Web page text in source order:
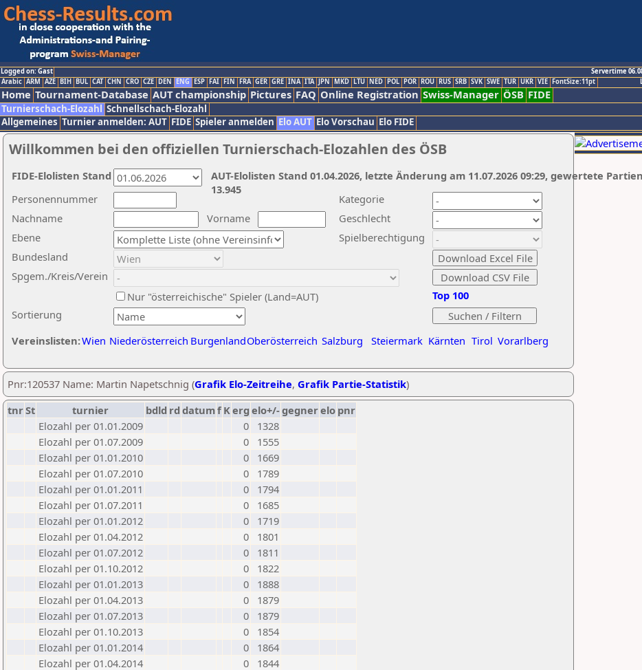
Logged on: Gast
Servertime
Arabic ARM AZE BIH BUL CAT CHN CRO CZE DEN ENG ESP FAI FIN FRA GER GRE INA ITA JPN MKD LTU NED POL POR ROU RUS SRB SVK SWE TUR UKR VIE FontSize:11pt
Home Tournament-Database AUT championship Pictures FAQ Online Registration Swiss-Manager ÖSB FIDE
Turnierschach-Elozahl Schnellschach-Elozahl
Allgemeines Turnier anmelden: AUT FIDE Spieler anmelden Elo AUT Elo Vorschau Elo FIDE
Willkommen bei den offiziellen Turnierschach-Elozahlen des ÖSB
Nachname
Vorname
Ebene
Kategorie
Sortierung
Personennummer
Bundesland
Spgem./Kreis/Verein
Geschlecht
Nur "österreichische" Spieler (Land=AUT)
Spielberechtigung
Vereinslisten:Wien Niederösterreich BurgenlandOberösterreich Salzburg Steiermark Kärnten Tirol Vorarlberg
Top 100
AUT-Elolisten Stand 01.04.2026, letzte Änderung am 11.07.2026 09:29, gewertete
13.945
FIDE-Elolisten Stand
Pnr:120537 Name: Martin Napetschnig (Grafik Elo-Zeitreihe, Grafik Partie-Statistik)
tnrSt turnier bdld rd datumf Kerg elo+/-gegnerelo pnr
Elozahl per 01.01.2009
0
1328
Elozahl per 01.07.2009
0
1555
Elozahl per 01.01.2010
0
1669
Elozahl per 01.07.2010
0
1789
Elozahl per 01.01.2011
0
1794
Elozahl per 01.07.2011
0
1685
Elozahl per 01.01.2012
0
1719
Elozahl per 01.04.2012
0
1801
Elozahl per 01.07.2012
0
1811
Elozahl per 01.10.2012
0
1822
Elozahl per 01.01.2013
0
1888
Elozahl per 01.04.2013
0
1879
Elozahl per 01.07.2013
0
1879
Elozahl per 01.10.2013
0
1854
Elozahl per 01.01.2014
0
1864
Elozahl per 01.04.2014
0
1844